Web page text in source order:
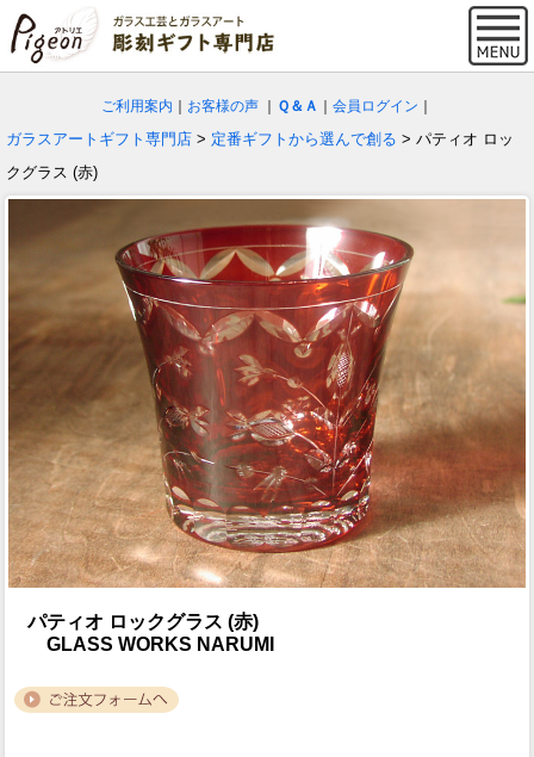
ご利用案内 お客様の声 Ｑ＆Ａ 会員ログイン
ガラスアートギフト専門店 > 定番ギフトから選んで創る > パティオ ロッ
クグラス (赤)
パティオ ロックグラス (赤)
GLASS WORKS NARUMI